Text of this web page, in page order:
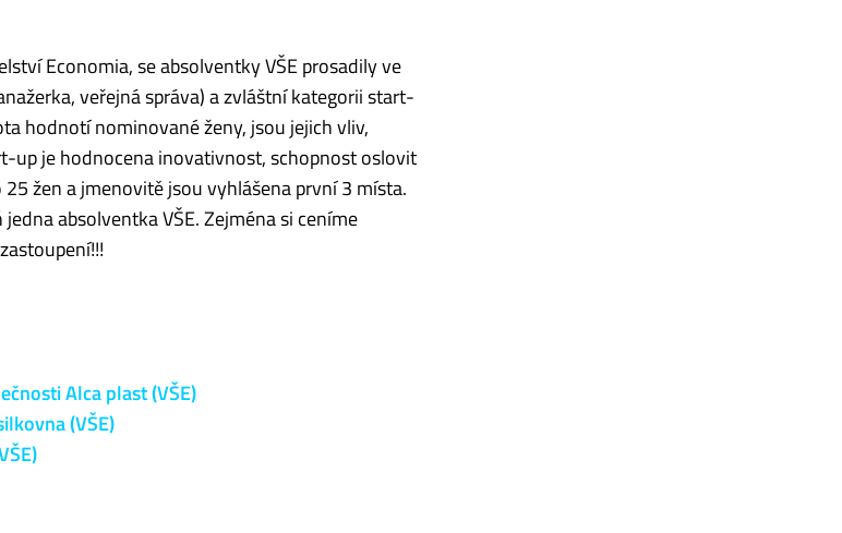
Economia, se absolventky VŠE prosadily ve
veřejná správa) a zvláštní kategorii start-
hodnotí nominované ženy, jsou jejich vliv,
up je hodnocena inovativnost, schopnost oslovit
žen a jmenovitě jsou vyhlášena první 3 místa.
absolventka VŠE. Zejména si ceníme
Alca plast (VŠE)
(VŠE)